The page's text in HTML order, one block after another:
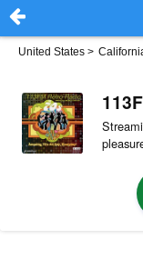
United States >